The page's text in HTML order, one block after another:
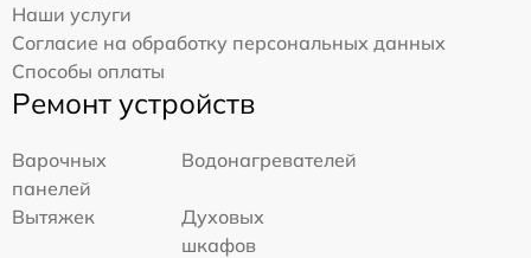
Наши услуги
Согласие на обработку персональных данных
Способы оплаты
Ремонт устройств
Варочных
панелей
Водонагревателей
Вытяжек
Духовых
шкафов